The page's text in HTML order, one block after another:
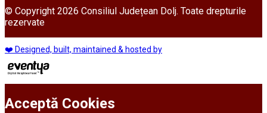
© Copyright 2026 Consiliul Județean Dolj. Toate drepturile
rezervate
❤️ Designed, built, maintained & hosted by
Acceptă Cookies